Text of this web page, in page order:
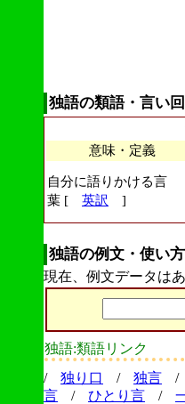
独語の類語・言い
意味・定義
自分に語りかける言
葉 [
英訳 ]
独語の例文・使い方
現在、例文データはあ
独語:類語リンク
/
独り口 / 独言 /
言
/ ひとり言 /